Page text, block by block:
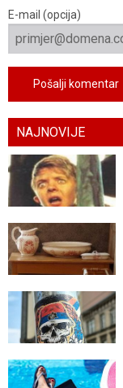
E-mail (opcija)
Pošalji komentar
NAJNOVIJE